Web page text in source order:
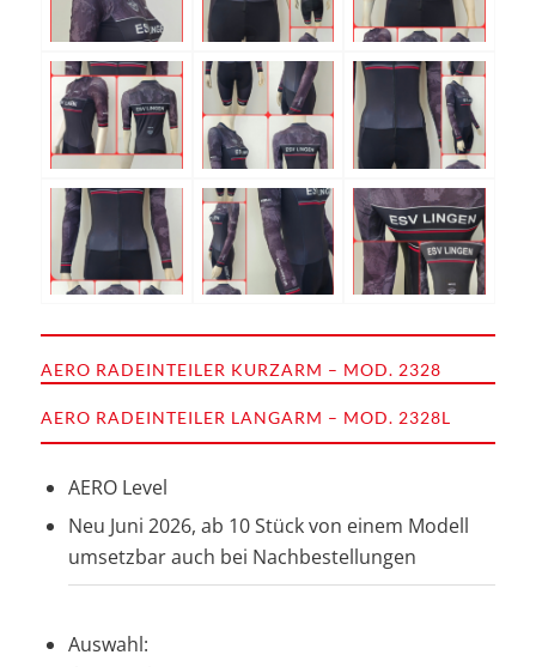
AERO RADEINTEILER KURZARM – MOD. 2328
AERO RADEINTEILER LANGARM – MOD. 2328L
AERO Level
Neu Juni 2026, ab 10 Stück von einem Modell
umsetzbar auch bei Nachbestellungen
Auswahl: